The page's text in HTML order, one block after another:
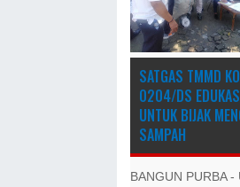
SATGAS TMMD
0204/DS
UNTUK BIJAK
SAMPAH
BANGUN PURBA -